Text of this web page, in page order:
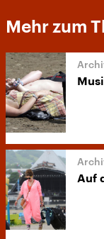
Mehr zum
Auf